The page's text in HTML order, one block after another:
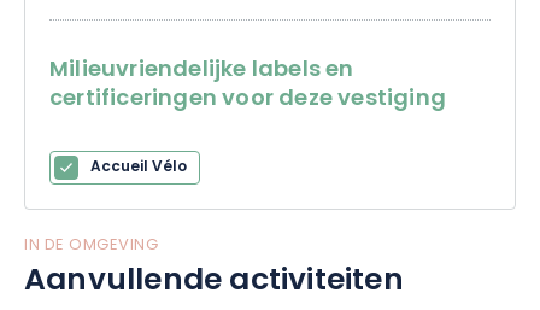
Milieuvriendelijke labels en
certificeringen voor deze vestiging
Accueil Vélo
IN DE OMGEVING
Aanvullende activiteiten